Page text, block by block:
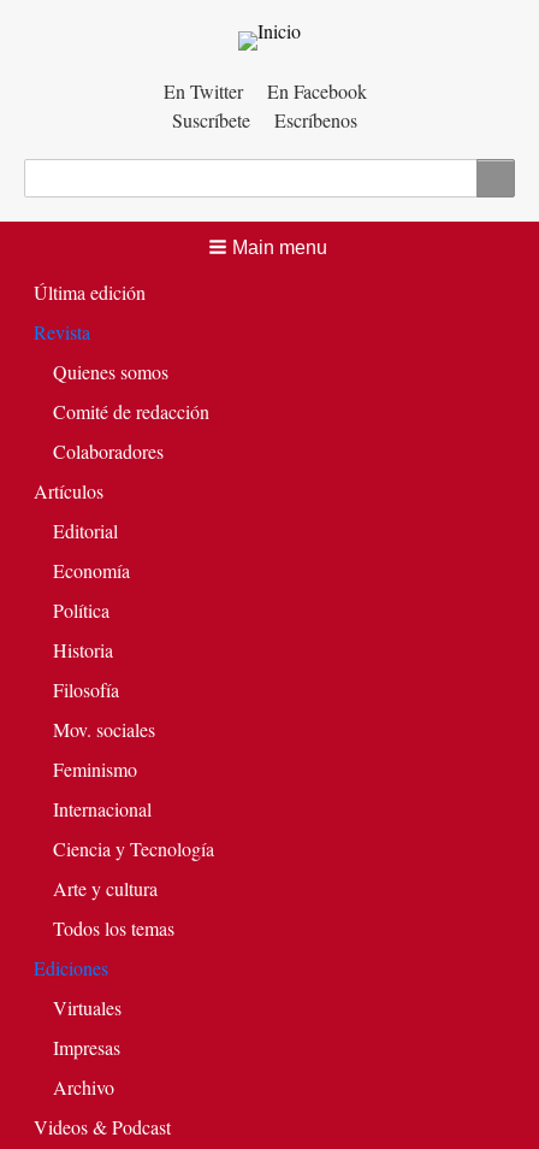
En Twitter
En Facebook
Suscríbete
Escríbenos
Main menu
Última edición
Revista
Quienes somos
Comité de redacción
Colaboradores
Artículos
Editorial
Economía
Política
Historia
Filosofía
Mov. sociales
Feminismo
Internacional
Ciencia y Tecnología
Arte y cultura
Todos los temas
Ediciones
Virtuales
Impresas
Archivo
Videos & Podcast